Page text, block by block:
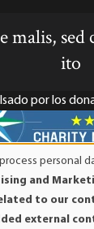
malis,
ito
por los
una
Las
medida
personal
and
to our
external